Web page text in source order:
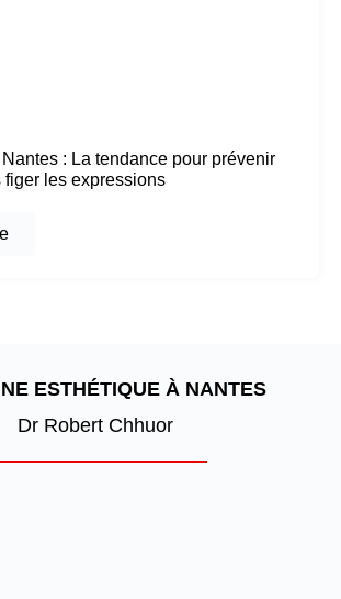
: La tendance pour prévenir
figer les expressions
ESTHÉTIQUE À NANTES
Dr Robert Chhuor